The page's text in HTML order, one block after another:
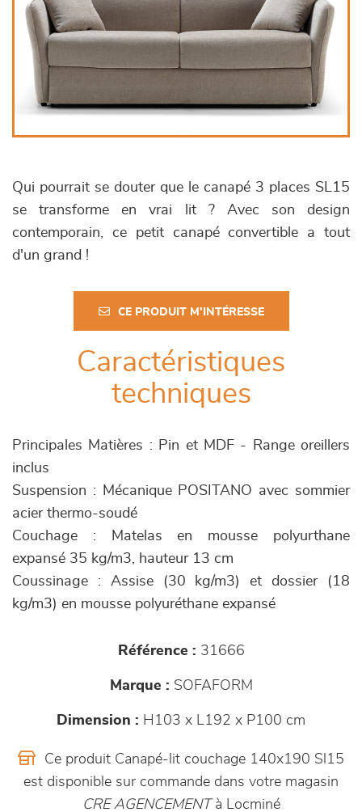
Qui pourrait se douter que le canapé 3 places SL15
se transforme en vrai lit ? Avec son design
contemporain, ce petit canapé convertible a tout
d'un grand !
CE PRODUIT M'INTÉRESSE
Caractéristiques
techniques
Principales Matières : Pin et MDF - Range oreillers
inclus
Suspension : Mécanique POSITANO avec sommier
acier thermo-soudé
Couchage : Matelas en mousse polyurthane
expansé 35 kg/m3, hauteur 13 cm
Coussinage : Assise (30 kg/m3) et dossier (18
kg/m3) en mousse polyuréthane expansé
Référence : 31666
Marque : SOFAFORM
Dimension : H103 x L192 x P100 cm
Ce produit Canapé-lit couchage 140x190 Sl15
est disponible sur commande dans votre magasin
CRE AGENCEMENTà Locminé